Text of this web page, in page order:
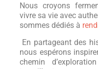
Nous croyons
vivre sa vie avec
sommes dédiés à
En partageant des
nous espérons
chemin